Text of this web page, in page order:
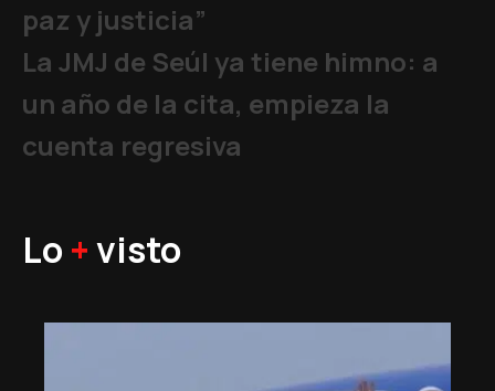
paz y justicia”
La JMJ de Seúl ya tiene himno: a
un año de la cita, empieza la
cuenta regresiva
Lo +visto